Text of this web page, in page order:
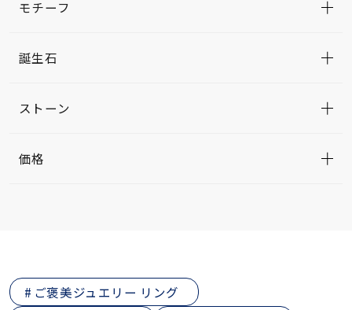
モチーフ
誕生石
ストーン
価格
ご褒美ジュエリー リング